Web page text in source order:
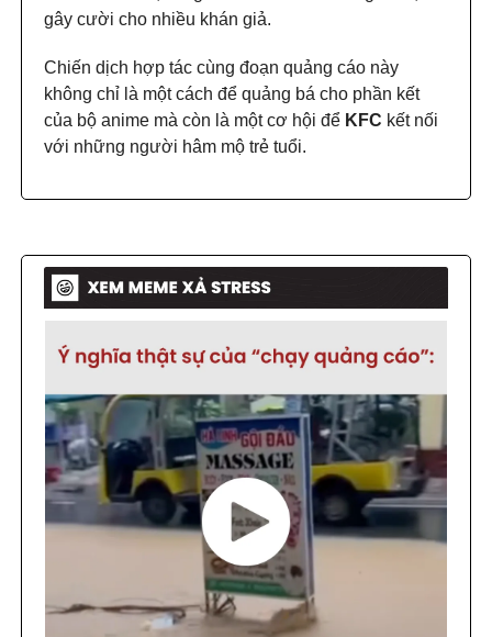
gây cười cho nhiều khán giả.
Chiến dịch hợp tác cùng đoạn quảng cáo này
không chỉ là một cách để quảng bá cho phần kết
của bộ anime mà còn là một cơ hội để KFC kết nối
với những người hâm mộ trẻ tuổi.